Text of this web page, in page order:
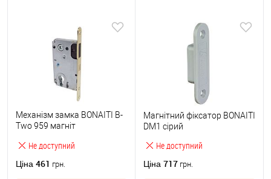
Не доступний
Механізм замка BONAITI B-
Two 959 магніт
латунь
Ціна 461 грн.
Не доступний
Магнітний фіксатор BONAITI
DM1 сірий
Ціна 717 грн.